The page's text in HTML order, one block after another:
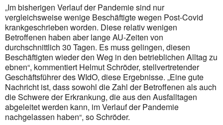
„Im bisherigen Verlauf der Pandemie sind nur
vergleichsweise wenige Beschäftigte wegen Post-Covid
krankgeschrieben worden. Diese relativ wenigen
Betroffenen haben aber lange AU-Zeiten von
durchschnittlich 30 Tagen. Es muss gelingen, diesen
Beschäftigten wieder den Weg in den betrieblichen Alltag zu
ebnen“, kommen­tiert Helmut Schröder, stellvertretender
Geschäftsführer des WIdO, diese Ergebnisse. „Eine gute
Nachricht ist, dass sowohl die Zahl der Betroffenen als auch
die Schwere der Erkrankung, die aus den Ausfalltagen
abgeleitet werden kann, im Verlauf der Pandemie
nachgelassen haben“, so Schröder.